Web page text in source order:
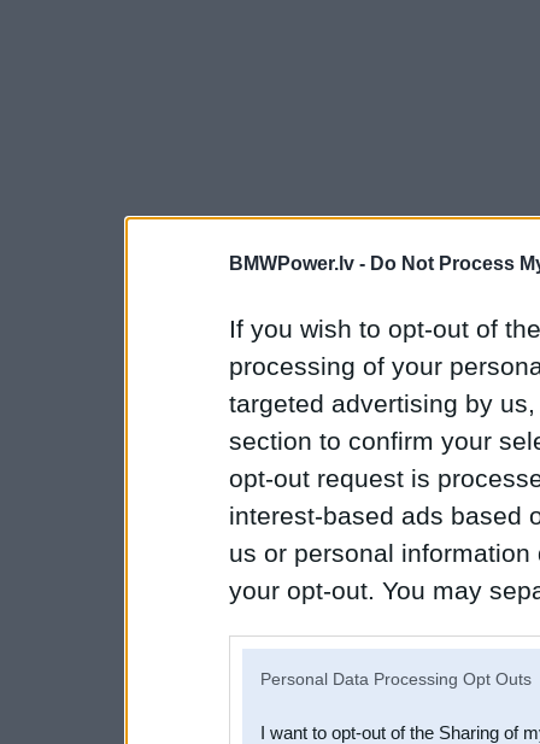
BMWPower.lv - Do Not Process
If you wish to opt-out of
processing of your
targeted advertising by
section to confirm your
opt-out request is
interest-based ads based
us or personal
your opt-out. You may
Personal Data Processing Opt Outs
I want to opt-out of the Sharing of